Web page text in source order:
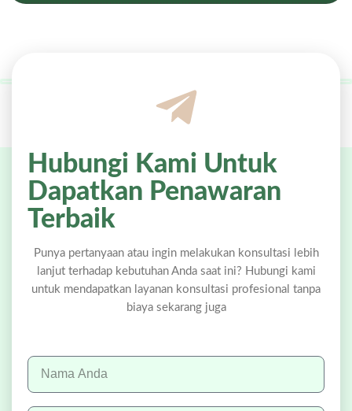
Hubungi Kami Untuk
Dapatkan Penawaran
Terbaik
Punya pertanyaan atau ingin melakukan konsultasi lebih
lanjut terhadap kebutuhan Anda saat ini? Hubungi kami
untuk mendapatkan layanan konsultasi profesional tanpa
biaya sekarang juga